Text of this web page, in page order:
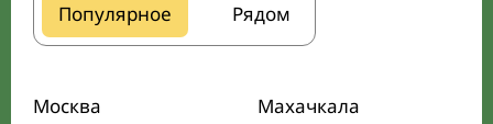
Популярное Рядом
Москва
Махачкала